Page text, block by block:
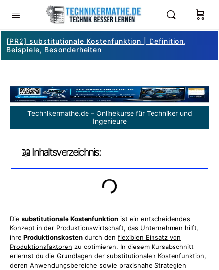
[PR2] substitutionale Kostenfunktion | Definition,
Beispiele, Besonderheiten
Technikermathe.de – Onlinekurse für Techniker und
Ingenieure
📖 Inhaltsverzeichnis:
Die substitutionale Kostenfunktion ist ein entscheidendes
Konzept in der Produktionswirtschaft, das Unternehmen hilft,
ihre Produktionskosten durch den flexiblen Einsatz von
Produktionsfaktoren zu optimieren. In diesem Kursabschnitt
erlernst du die Grundlagen der substitutionalen Kostenfunktion,
deren Anwendungsbereiche sowie praxisnahe Strategien